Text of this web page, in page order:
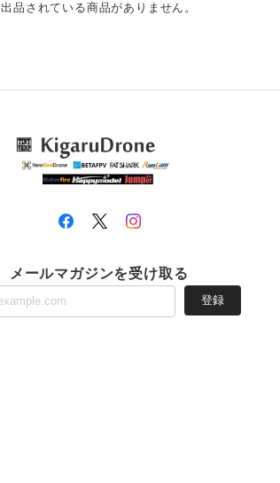
出品されている商品がありません。
メールマガジンを受け取る
登録